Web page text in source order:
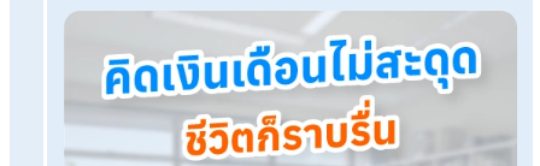
เบิกเงินสดย่อยคืออะไร? บริหารอย่างไรให้เป็นระบบ